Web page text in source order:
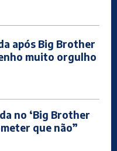
após Big Brother
muito orgulho
no ‘Big Brother
que não”